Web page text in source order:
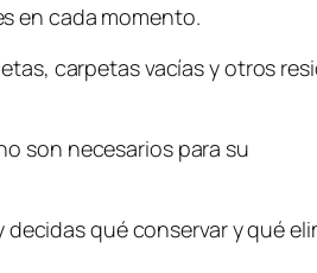
en cada momento.
carpetas vacías y otros
son necesarios para su
qué conservar y qué